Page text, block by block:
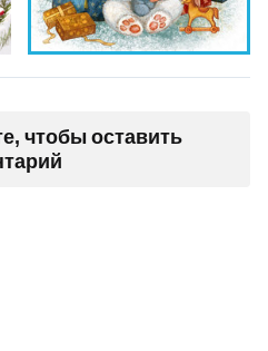
чтобы оставить